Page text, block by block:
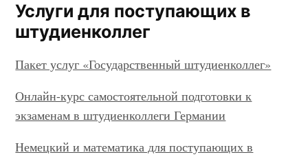
Услуги для поступающих в
штудиенколлег
Пакет услуг «Государственный штудиенколлег»
Онлайн-курс самостоятельной подготовки к
экзаменам в штудиенколлеги Германии
Немецкий и математика для поступающих в